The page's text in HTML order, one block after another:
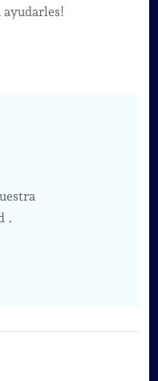
ayudarles!
.